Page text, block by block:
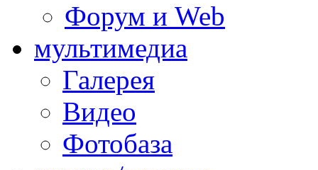
Форум и Web
мультимедиа
Галерея
Видео
Фотобаза